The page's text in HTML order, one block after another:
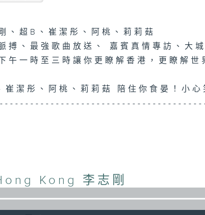
、超B、崔潔彤、阿桃、莉莉菇
搏、最強歌曲放送、 嘉賓真情專訪、大城
午一時至三時讓你更瞭解香港，更瞭解世
崔潔彤、阿桃、莉莉菇 陪住你食晏！小心
Kong 李志剛